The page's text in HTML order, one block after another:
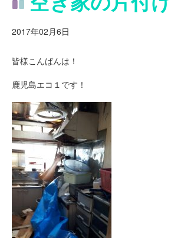
2017年02月6日
皆様こんばんは！
鹿児島エコ１です！